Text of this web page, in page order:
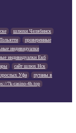
шлюхи Челябинск
проверенные
индивидуалки
индивидуалки Екб
сайт шлюх Нск
Уфа
путаны в
7k-casino-4h.top